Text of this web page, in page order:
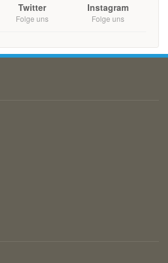
Twitter
Folge uns
Instagram
Folge uns